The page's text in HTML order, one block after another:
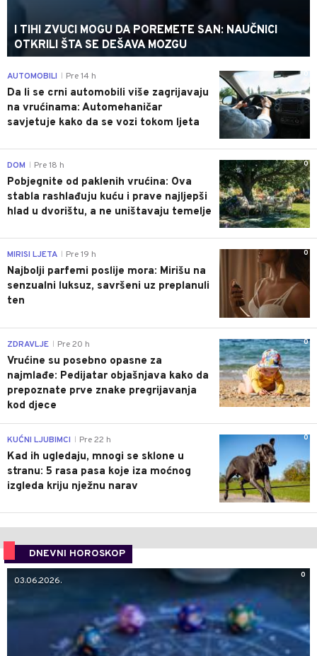
I TIHI ZVUCI MOGU DA POREMETE SAN: NAUČNICI
OTKRILI ŠTA SE DEŠAVA MOZGU
AUTOMOBILI Pre 14 h
Da li se crni automobili više zagrijavaju
na vrućinama: Automehaničar
savjetuje kako da se vozi tokom ljeta
0
DOM Pre 18 h
Pobjegnite od paklenih vrućina: Ova
stabla rashlađuju kuću i prave najljepši
hlad u dvorištu, a ne uništavaju temelje
0
MIRISI LJETA Pre 19 h
Najbolji parfemi poslije mora: Mirišu na
senzualni luksuz, savršeni uz preplanuli
ten
0
ZDRAVLJE Pre 20 h
Vrućine su posebno opasne za
najmlađe: Pedijatar objašnjava kako da
prepoznate prve znake pregrijavanja
kod djece
0
KUĆNI LJUBIMCI Pre 22 h
Kad ih ugledaju, mnogi se sklone u
stranu: 5 rasa pasa koje iza moćnog
izgleda kriju nježnu narav
DNEVNI HOROSKOP
0
03.06.2026.